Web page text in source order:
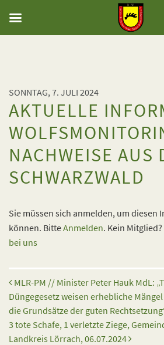
SONNTAG, 7. JULI 2024
AKTUELLE
NACHWEISE AUS
SCHWARZWALD
Sie müssen sich anmelden, um diesen
können. BitteAnmelden. Kein Mitglied?
bei uns
Beitrags-Navigation
MLR-PM // Minister Peter Hauk MdL:
Düngegesetz weisen erhebliche
die Grundsätze der guten
3 tote Schafe, 1 verletzte Ziege,
Landkreis Lörrach, 06.07.2024